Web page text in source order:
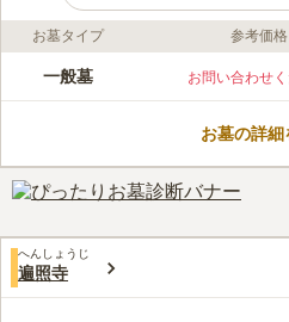
ライフドット編集部のコメント
寛永8年、念仏弘道の道場と
で賑わいます。 京急本線「
るので、車でも安心して行く
口コミ評価
お墓タイプ 参考価格
一般墓 お問い合わせ
お墓の詳細
へんしょうじ
遍照寺